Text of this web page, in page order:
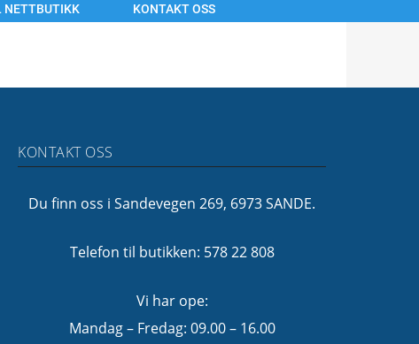
NETTBUTIKK
KONTAKT OSS
FØLG
KONTAKT OSS
Du finn oss i Sandevegen 269, 6973 SANDE.
Telefon til butikken: 578 22 808
Vi har ope:
Mandag – Fredag: 09.00 – 16.00